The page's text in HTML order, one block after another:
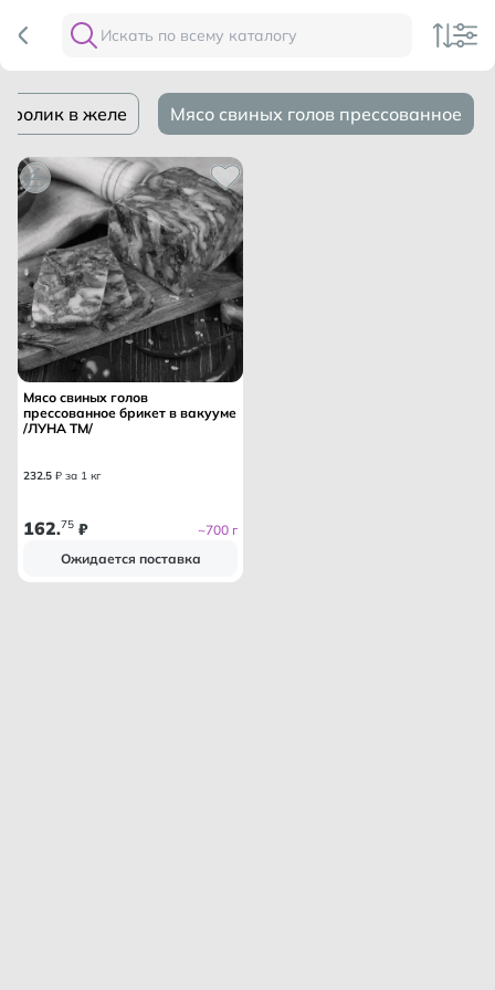
в желе Мясо свиных голов прессованное
Мясо свиных голов
прессованное брикет в вакууме
/ЛУНА ТМ/
232.5 ₽ за 1 кг
162.75 ₽
~700 г
Ожидается поставка